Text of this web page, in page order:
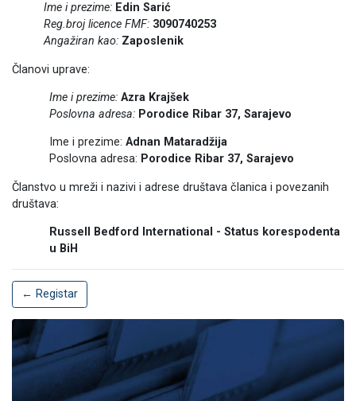
Ime i prezime: Edin Sarić
Reg.broj licence FMF: 3090740253
Angažiran kao: Zaposlenik
Članovi uprave:
Ime i prezime: Azra Krajšek
Poslovna adresa: Porodice Ribar 37, Sarajevo
Ime i prezime:Adnan Mataradžija
Poslovna adresa: Porodice Ribar 37, Sarajevo
Članstvo u mreži i nazivi i adrese društava članica i povezanih
društava:
Russell Bedford International - Status korespodenta
u BiH
← Registar